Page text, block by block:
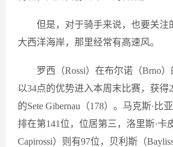
但是，对于骑手来说，也要关注
大西洋海岸，那里经常有高速风。
罗西（Rossi）在布尔诺（Brno
以34点的优势进入本周末比赛，获得
的Sete Gibernau（178）。马克斯·比
排在第141位，位居第三，洛里斯·卡
Capirossi）则有97位，贝利斯（